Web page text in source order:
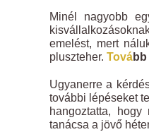
Minél nagyobb
emelést, mert
pluszteher. Tová
Ugyanerre a
további lépéseket
hangoztatta,
tanácsa a jövő